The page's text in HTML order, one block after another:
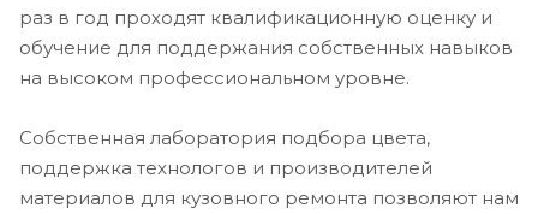
раз в год проходят квалификационную оценку и
обучение для поддержания собственных навыков
на высоком профессиональном уровне.
Собственная лаборатория подбора цвета,
поддержка технологов и производителей
материалов для кузовного ремонта позволяют нам